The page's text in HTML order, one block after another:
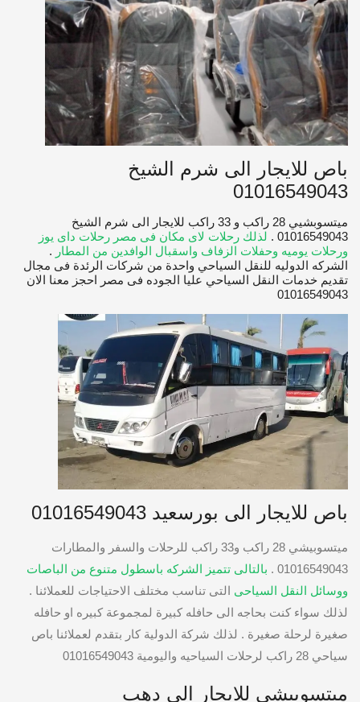
باص للايجار الى شرم الشيخ
01016549043
ميتسوبشيي 28 راكب و 33 راكب للايجار الى شرم الشيخ
01016549043 .
لذلك رحلات لاى مكان فى مصر رحلات داى يوز
ورحلات يوميه وحفلات الزفاف واسقبال الوافدين من المطار .
الشركه الدوليه للنقل السياحي واحدة من شركات الرئدة فى مجال
تقديم خدمات النقل السياحي عليا الجوده فى مصر احجز معنا الان
01016549043
باص للايجار الى بورسعيد 01016549043
ميتسوبيشي 28 راكب و33 راكب للرحلات والسفر والمطارات
01016549043 .
بالتالى تتميز الشركه باسطول متنوع من الباصات
ووسائل النقل السياحى التى تناسب مختلف الاحتياجات للعملائنا .
لذلك سواء كنت بحاجه الى حافله كبيرة لمجموعة كبيره او حافله
صغيرة لرحلة صغيرة . لذلك شركة الدولية كار بتقدم لعملائنا باص
سياحي 28 راكب لرحلات السياحيه واليومية 01016549043
ميتسوبيشي للايجار الي دهب